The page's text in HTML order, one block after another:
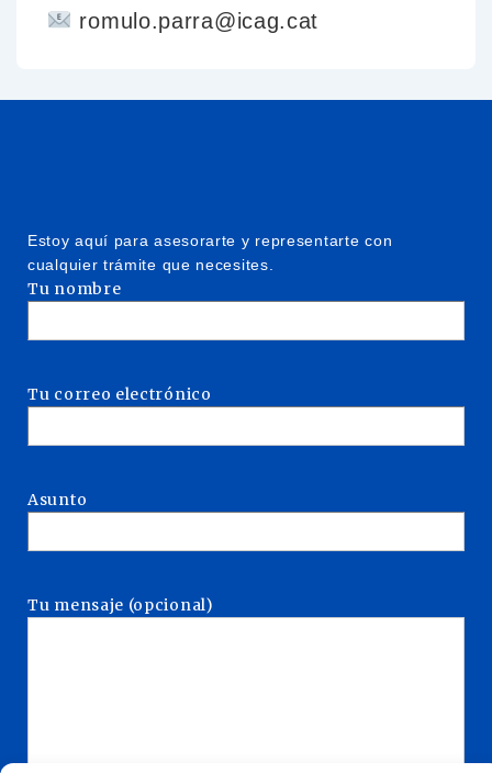
romulo.parra@icag.cat
Estoy aquí para asesorarte y representarte con
cualquier trámite que necesites.
Tu nombre
Tu correo electrónico
Asunto
Tu mensaje (opcional)